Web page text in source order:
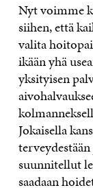
Nyt voimme
siihen, että
valita
ikään yhä
yksityisen
Jokaisella
suunnitellut
saadaan